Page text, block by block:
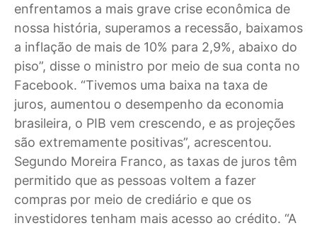
enfrentamos a mais grave crise econômica de
nossa história, superamos a recessão, baixamos
a inflação de mais de 10% para 2,9%, abaixo do
piso”, disse o ministro por meio de sua conta no
Facebook. “Tivemos uma baixa na taxa de
juros, aumentou o desempenho da economia
brasileira, o PIB vem crescendo, e as projeções
são extremamente positivas”, acrescentou.
Segundo Moreira Franco, as taxas de juros têm
permitido que as pessoas voltem a fazer
compras por meio de crediário e que os
investidores tenham mais acesso ao crédito. “A